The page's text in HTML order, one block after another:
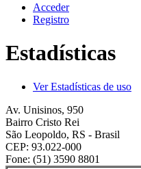
Acceder
Registro
Estadísticas
Ver Estadísticas de uso
Av. Unisinos, 950
Bairro Cristo Rei
São Leopoldo, RS - Brasil
CEP: 93.022-000
Fone: (51) 3590 8801